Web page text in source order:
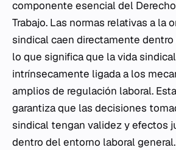
componente esencial del
Trabajo. Las normas relativas a la
sindical caen directamente dentro
lo que significa que la vida
intrínsecamente ligada a los
amplios de regulación laboral.
garantiza que las decisiones
sindical tengan validez y efectos
dentro del entorno laboral general.